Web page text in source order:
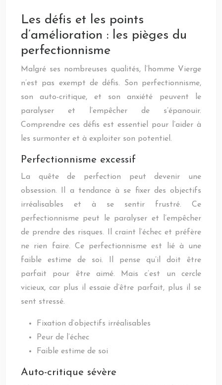
Les défis et les points
d’amélioration : les pièges du
perfectionnisme
Malgré ses nombreuses qualités, l’homme Vierge
n’est pas exempt de défis. Son perfectionnisme,
son auto-critique, et son anxiété peuvent le
paralyser et l’empêcher de s’épanouir.
Comprendre ces défis est essentiel pour l’aider à
les surmonter et à exploiter son potentiel.
Perfectionnisme excessif
La quête de perfection peut devenir une
obsession. Il a tendance à se fixer des objectifs
irréalisables et à se sentir frustré. Ce
perfectionnisme peut le paralyser et l’empêcher
de prendre des risques. Il craint l’échec et préfère
ne rien faire. Ce perfectionnisme est lié à une
faible estime de soi. Il pense qu’il doit être
parfait pour être aimé. Mais c’est un cercle
vicieux, car plus il essaie d’être parfait, plus il se
sent stressé.
Fixation d’objectifs irréalisables
Peur de l’échec
Faible estime de soi
Auto-critique sévère